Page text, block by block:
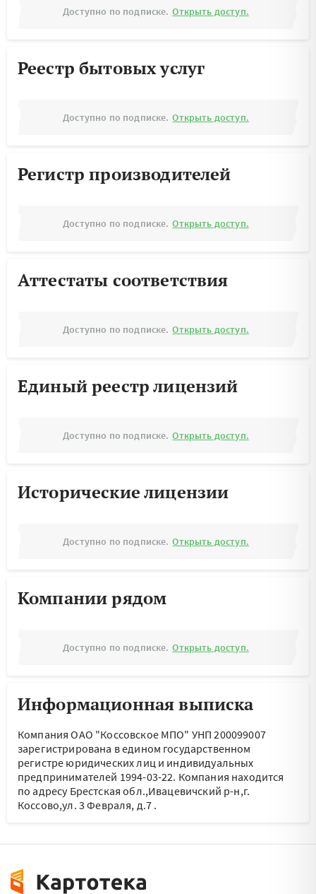
Доступно по подписке. Открыть доступ.
Реестр бытовых услуг
Доступно по подписке. Открыть доступ.
Регистр производителей
Доступно по подписке. Открыть доступ.
Аттестаты соответствия
Доступно по подписке. Открыть доступ.
Единый реестр лицензий
Доступно по подписке. Открыть доступ.
Исторические лицензии
Доступно по подписке. Открыть доступ.
Компании рядом
Доступно по подписке. Открыть доступ.
Информационная выписка
Компания ОАО "Коссовское МПО" УНП 200099007
зарегистрирована в едином государственном
регистре юридических лиц и индивидуальных
предпринимателей 1994-03-22. Компания находится
по адресу Брестская обл.,Ивацевичский р-н,г.
Коссово,ул. 3 Февраля, д.7 .